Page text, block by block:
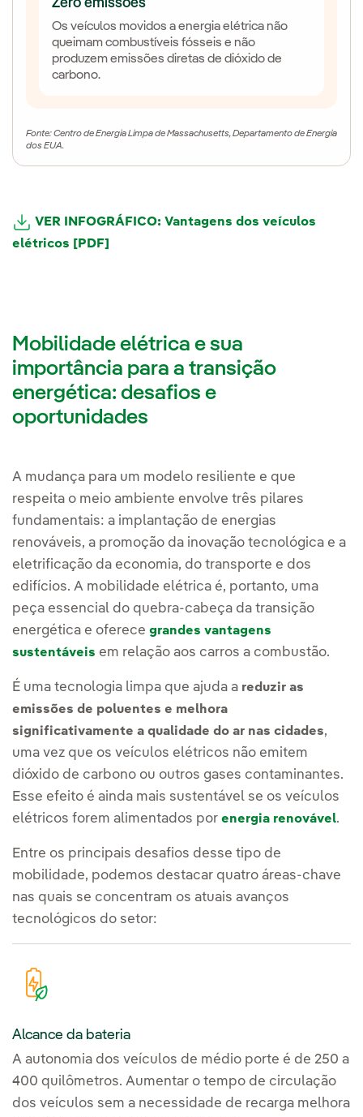
Os veículos movidos a energia elétrica não
queimam combustíveis fósseis e não
produzem emissões diretas de dióxido de
carbono.
Fonte: Centro de Energia Limpa de Massachusetts, Departamento de Energia
dos EUA.
VER INFOGRÁFICO: Vantagens dos veículos
elétricos [PDF]
Mobilidade elétrica e sua
importância para a transição
energética: desafios e
oportunidades
A mudança para um modelo resiliente e que
respeita o meio ambiente envolve três pilares
fundamentais: a implantação de energias
renováveis, a promoção da inovação tecnológica e a
eletrificação da economia, do transporte e dos
edifícios. A mobilidade elétrica é, portanto, uma
peça essencial do quebra-cabeça da transição
energética e oferece grandes vantagens
sustentáveis em relação aos carros a combustão.
É uma tecnologia limpa que ajuda a reduzir as
emissões de poluentes e melhora
significativamente a qualidade do ar nas cidades,
uma vez que os veículos elétricos não emitem
dióxido de carbono ou outros gases contaminantes.
Esse efeito é ainda mais sustentável se os veículos
elétricos forem alimentados por energia renovável.
Entre os principais desafios desse tipo de
mobilidade, podemos destacar quatro áreas-chave
nas quais se concentram os atuais avanços
tecnológicos do setor:
Alcance da bateria
A autonomia dos veículos de médio porte é de 250 a
400 quilômetros. Aumentar o tempo de circulação
dos veículos sem a necessidade de recarga melhora